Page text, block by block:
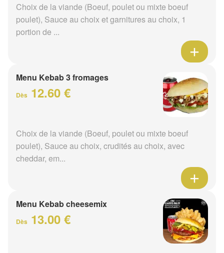
Choix de la viande (Boeuf, poulet ou mixte boeuf
poulet), Sauce au choix et garnitures au choix, 1
portion de ...
Menu Kebab 3 fromages
Dès 12.60 €
Choix de la viande (Boeuf, poulet ou mixte boeuf
poulet), Sauce au choix, crudités au choix, avec
cheddar, em...
Menu Kebab cheesemix
Dès 13.00 €